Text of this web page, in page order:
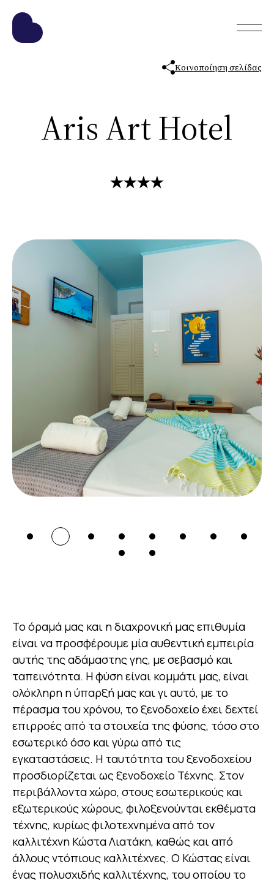
Κοινοποίηση σελίδας
Aris Art Hotel
Το όραμά μας και η διαχρονική μας επιθυμία
είναι να προσφέρουμε μία αυθεντική εμπειρία
αυτής της αδάμαστης γης, με σεβασμό και
ταπεινότητα. Η φύση είναι κομμάτι μας, είναι
ολόκληρη η ύπαρξή μας και γι αυτό, με το
πέρασμα του χρόνου, το ξενοδοχείο έχει δεχτεί
επιρροές από τα στοιχεία της φύσης, τόσο στο
εσωτερικό όσο και γύρω από τις
εγκαταστάσεις. Η ταυτότητα του ξενοδοχείου
προσδιορίζεται ως ξενοδοχείο Τέχνης. Στον
περιβάλλοντα χώρο, στους εσωτερικούς και
εξωτερικούς χώρους, φιλοξενούνται εκθέματα
τέχνης, κυρίως φιλοτεχνημένα από τον
καλλιτέχνη Κώστα Λιατάκη, καθώς και από
άλλους ντόπιους καλλιτέχνες. Ο Κώστας είναι
ένας πολυσχιδής καλλιτέχνης, του οποίου το